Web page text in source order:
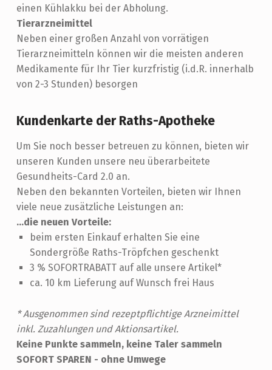
einen Kühlakku bei der Abholung.
Tierarzneimittel
Neben einer großen Anzahl von vorrätigen
Tierarzneimitteln können wir die meisten anderen
Medikamente für Ihr Tier kurzfristig (i.d.R. innerhalb
von 2-3 Stunden) besorgen
Kundenkarte der Raths-Apotheke
Um Sie noch besser betreuen zu können, bieten wir
unseren Kunden unsere neu überarbeitete
Gesundheits-Card 2.0 an.
Neben den bekannten Vorteilen, bieten wir Ihnen
viele neue zusätzliche Leistungen an:
...die neuen Vorteile:
beim ersten Einkauf erhalten Sie eine
Sondergröße Raths-Tröpfchen geschenkt
3 % SOFORTRABATT auf alle unsere Artikel*
ca. 10 km Lieferung auf Wunsch frei Haus
* Ausgenommen sind rezeptpflichtige Arzneimittel
inkl. Zuzahlungen und Aktionsartikel.
Keine Punkte sammeln, keine Taler sammeln
SOFORT SPAREN - ohne Umwege